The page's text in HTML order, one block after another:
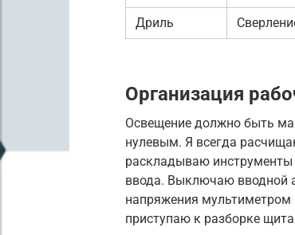
Дриль
Организация
Освещение должно быть
нулевым. Я всегда
раскладываю инструменты
ввода. Выключаю вводной
напряжения мультиметром
приступаю к разборке